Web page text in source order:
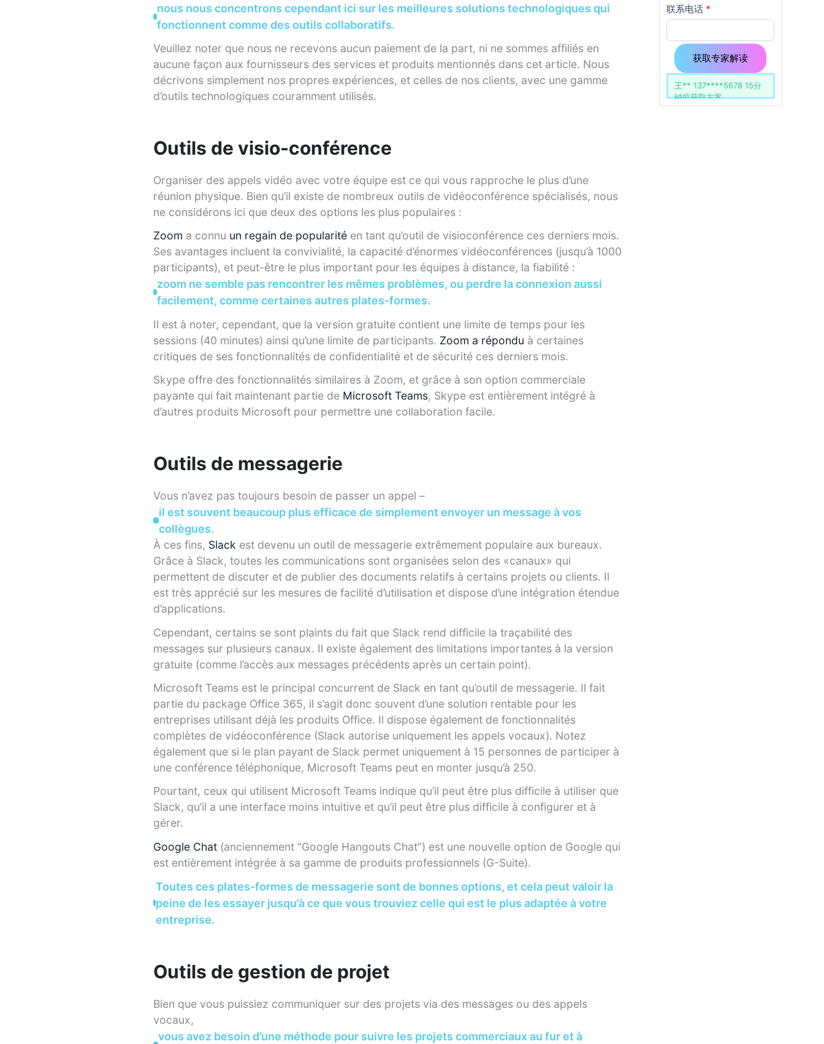
nous nous concentrons cependant ici sur les meilleures solutions technologiques qui
fonctionnent comme des outils collaboratifs.
Veuillez noter que nous ne recevons aucun paiement de la part, ni ne sommes affiliés en
aucune façon aux fournisseurs des services et produits mentionnés dans cet article. Nous
décrivons simplement nos propres expériences, et celles de nos clients, avec une gamme
d’outils technologiques couramment utilisés.
Outils de visio-conférence
Organiser des appels vidéo avec votre équipe est ce qui vous rapproche le plus d’une
réunion physique. Bien qu’il existe de nombreux outils de vidéoconférence spécialisés, nous
ne considérons ici que deux des options les plus populaires :
Zoom a connu un regain de popularitéen tant qu’outil de visioconférence ces derniers mois.
Ses avantages incluent la convivialité, la capacité d’énormes vidéoconférences (jusqu’à 1000
participants), et peut-être le plus important pour les équipes à distance, la fiabilité :
zoom ne semble pas rencontrer les mêmes problèmes, ou perdre la connexion aussi
facilement, comme certaines autres plates-formes.
Il est à noter, cependant, que la version gratuite contient une limite de temps pour les
sessions (40 minutes) ainsi qu’une limite de participants. Zoom a répondu à certaines
critiques de ses fonctionnalités de confidentialité et de sécurité ces derniers mois.
Skype offre des fonctionnalités similaires à Zoom, et grâce à son option commerciale
payante qui fait maintenant partie deMicrosoft Teams, Skype est entièrement intégré à
d’autres produits Microsoft pour permettre une collaboration facile.
Outils de messagerie
Vous n’avez pas toujours besoin de passer un appel –
il est souvent beaucoup plus efficace de simplement envoyer un message à vos
collègues.
À ces fins, Slack est devenu un outil de messagerie extrêmement populaire aux bureaux.
Grâce à Slack, toutes les communications sont organisées selon des «canaux» qui
permettent de discuter et de publier des documents relatifs à certains projets ou clients. Il
est très apprécié sur les mesures de facilité d’utilisation et dispose d’une intégration étendue
d’applications.
Cependant, certains se sont plaints du fait que Slack rend difficile la traçabilité des
messages sur plusieurs canaux. Il existe également des limitations importantes à la version
gratuite (comme l’accès aux messages précédents après un certain point).
Microsoft Teams est le principal concurrent de Slack en tant qu’outil de messagerie. Il fait
partie du package Office 365, il s’agit donc souvent d’une solution rentable pour les
entreprises utilisant déjà les produits Office. Il dispose également de fonctionnalités
complètes de vidéoconférence (Slack autorise uniquement les appels vocaux). Notez
également que si le plan payant de Slack permet uniquement à 15 personnes de participer à
une conférence téléphonique, Microsoft Teams peut en monter jusqu’à 250.
Pourtant, ceux qui utilisent Microsoft Teams indique qu’il peut être plus difficile à utiliser que
Slack, qu’il a une interface moins intuitive et qu’il peut être plus difficile à configurer et à
gérer.
Google Chat(anciennement “Google Hangouts Chat”) est une nouvelle option de Google qui
est entièrement intégrée à sa gamme de produits professionnels (G-Suite).
Toutes ces plates-formes de messagerie sont de bonnes options, et cela peut valoir la
peine de les essayer jusqu’à ce que vous trouviez celle qui est le plus adaptée à votre
entreprise.
Outils de gestion de projet
Bien que vous puissiez communiquer sur des projets via des messages ou des appels
vocaux,
vous avez besoin d’une méthode pour suivre les projets commerciaux au fur et à
页
使
用
联系电话 *
类，
该字
段请
留
空。
获取专家解读
杨** 139****1742 51分
钟前获取方案